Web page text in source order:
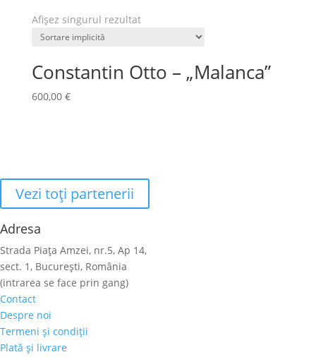
Afișez singurul rezultat
Constantin Otto – „Malanca”
600,00 €
Vezi toţi partenerii
Adresa
Strada Piaţa Amzei, nr.5, Ap 14,
sect. 1, Bucureşti, România
(intrarea se face prin gang)
Contact
Despre noi
Termeni şi condiţii
Plată şi livrare